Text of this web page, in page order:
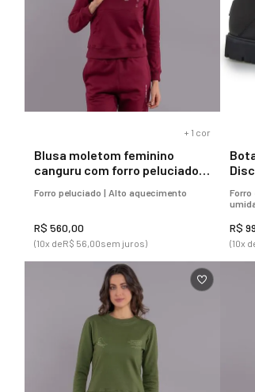
+ 1 cor
Blusa moletom feminino
canguru com forro peluciado
Forro peluciado | Alto aquecimento
R$ 560,00
(10x deR$ 56 00sem juros)
R$
(10x